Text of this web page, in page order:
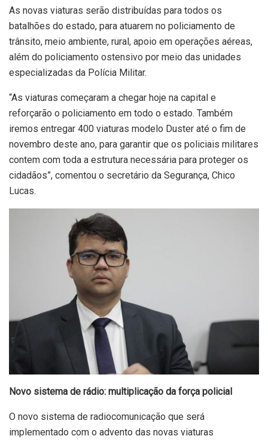
As novas viaturas serão distribuídas para todos os
batalhões do estado, para atuarem no policiamento de
trânsito, meio ambiente, rural, apoio em operações aéreas,
além do policiamento ostensivo por meio das unidades
especializadas da Polícia Militar.
“As viaturas começaram a chegar hoje na capital e
reforçarão o policiamento em todo o estado. Também
iremos entregar 400 viaturas modelo Duster até o fim de
novembro deste ano, para garantir que os policiais militares
contem com toda a estrutura necessária para proteger os
cidadãos”, comentou o secretário da Segurança, Chico
Lucas.
Novo sistema de rádio: multiplicação da força policial
O novo sistema de radiocomunicação que será
implementado com o advento das novas viaturas